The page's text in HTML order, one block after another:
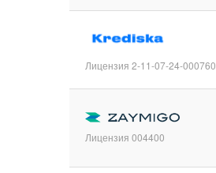
Лицензия 2-11-07-24-000760
Лицензия 004400